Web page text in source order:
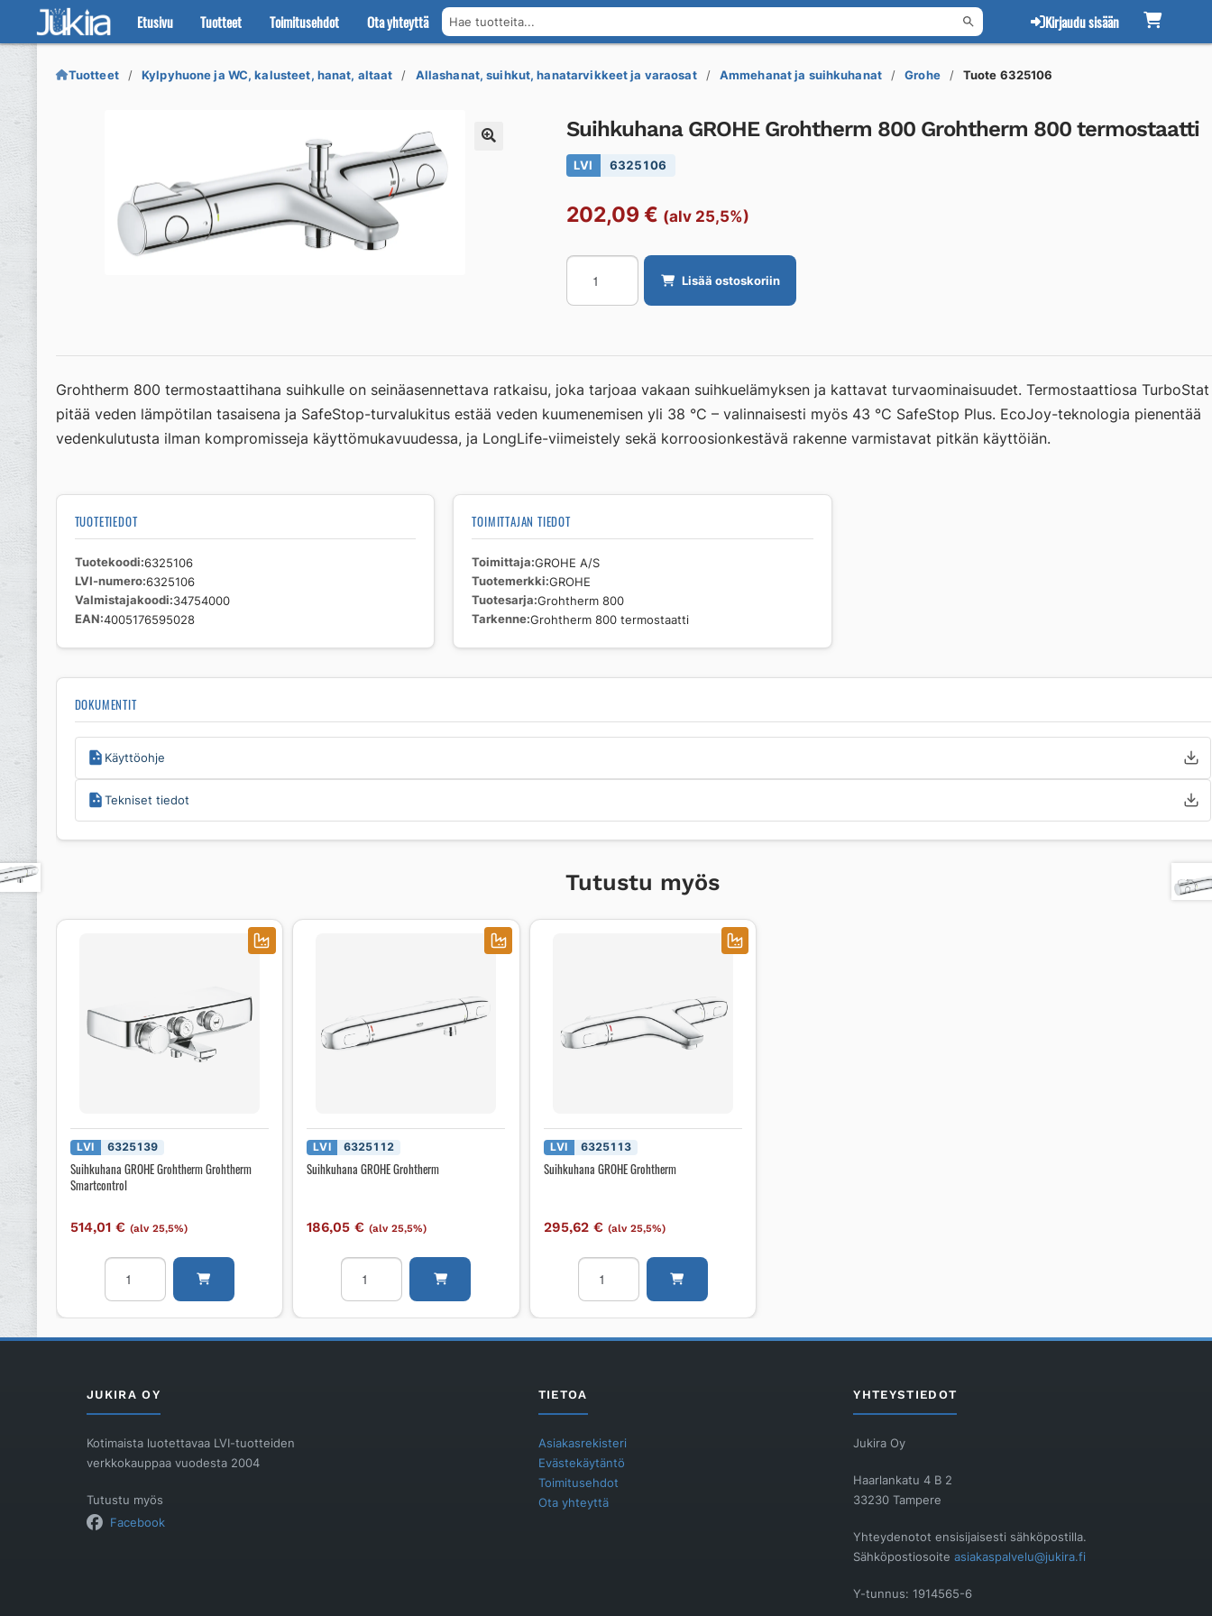
Etusivu Tuotteet Toimitusehdot Ota yhteyttä Hae tuotteita... Kirjaudu sisään
Siirry
navigointiin
Siirry
sisältöön
Tuotteet Kylpyhuone ja WC, kalusteet, hanat, altaat Allashanat, suihkut, hanatarvikkeet ja varaosat Ammehanat ja suihkuhanat Grohe Tuote 6325106
Suihkuhana GROHE Grohtherm 800 Grohtherm 800 termostaatti
LVI 6325106
202,09 € (alv 25,5%)
Suihkuhana
GROHE
Grohtherm
Grohtherm
termostaatti
määrä
Lisää ostoskoriin
Grohtherm 800 termostaattihana suihkulle on seinäasennettava ratkaisu, joka tarjoaa vakaan suihkuelämyksen ja kattavat turvaominaisuudet. Termostaattiosa TurboStat
pitää veden lämpötilan tasaisena ja SafeStop-turvalukitus estää veden kuumenemisen yli 38 °C – valinnaisesti myös 43 °C SafeStop Plus. EcoJoy-teknologia pienentää
vedenkulutusta ilman kompromisseja käyttömukavuudessa, ja LongLife-viimeistely sekä korroosionkestävä rakenne varmistavat pitkän käyttöiän.
TUOTETIEDOT
Tuotekoodi 6325106
LVI-numero 6325106
Valmistajakoodi 34754000
EAN 4005176595028
TOIMITTAJAN TIEDOT
Toimittaja GROHE A/S
Tuotemerkki GROHE
Tuotesarja Grohtherm 800
Tarkenne Grohtherm 800 termostaatti
DOKUMENTIT
Käyttöohje
Tekniset tiedot
Tutustu myös
LVI 6325139
Suihkuhana GROHE Grohtherm Grohtherm
Smartcontrol
514,01€ (alv 25,5%)
Suihkuhana
GROHE
Grohtherm
Smartcontrol
LVI 6325112
Suihkuhana GROHE Grohtherm
186,05€ (alv 25,5%)
Suihkuhana
GROHE
Grohtherm
LVI 6325113
Suihkuhana GROHE Grohtherm
295,62 € (alv 25,5%)
Suihkuhana
GROHE
Grohtherm
JUKIRA OY
Kotimaista luotettavaa LVI-tuotteiden
verkkokauppaa vuodesta 2004
Tutustu myös
Facebook
TIETOA
Asiakasrekisteri
Evästekäytäntö
Toimitusehdot
Ota yhteyttä
YHTEYSTIEDOT
Jukira Oy
Haarlankatu 4 B 2
33230 Tampere
Yhteydenotot ensisijaisesti sähköpostilla.
Sähköpostiosoiteasiakaspalvelu@jukira.fi
Y-tunnus: 1914565-6